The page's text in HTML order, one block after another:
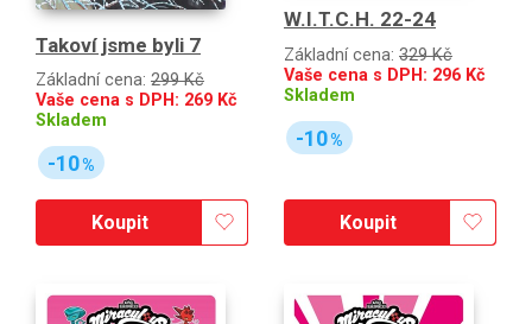
Takoví jsme byli 7
Základní cena: 299 Kč
Vaše cena s DPH: 269 Kč
Skladem
-10%
Koupit
W.I.T.C.H. 22-24
Základní cena: 329 Kč
Vaše cena s DPH: 296 Kč
Skladem
-10%
Koupit